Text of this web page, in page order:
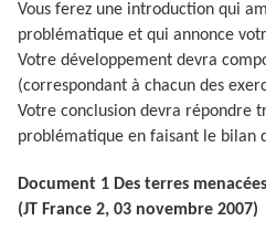
Vous ferez une introduction qui
problématique et qui annonce
Votre développement devra
(correspondant à chacun des
Votre conclusion devra répondre
problématique en faisant le bilan
Document 1 Des terres
(JT France 2, 03 novembre 2007)